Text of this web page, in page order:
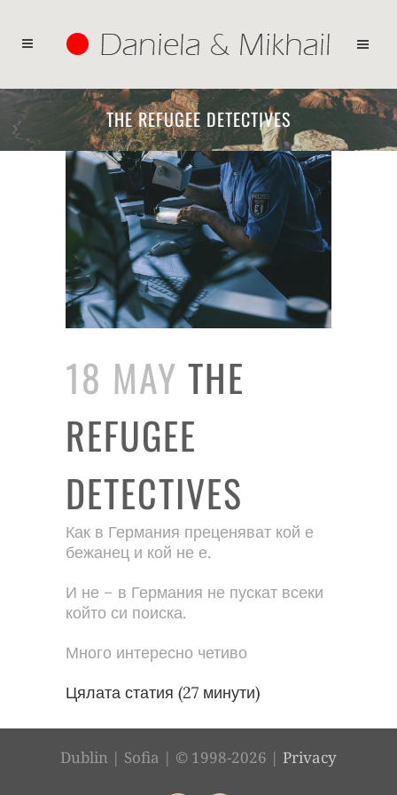
THE REFUGEE DETECTIVES
18 MAY THE
REFUGEE
DETECTIVES
Как в Германия преценяват кой е
бежанец и кой не е.
И не – в Германия не пускат всеки
който си поиска.
Много интересно четиво
Цялата статия (27 минути)
Dublin | Sofia | © 1998-2026 | Privacy